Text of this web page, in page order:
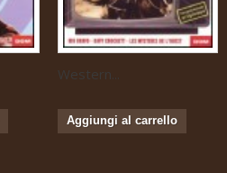
Western...
Aggiungi al carrello